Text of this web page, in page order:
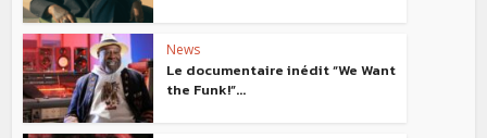
News
Le documentaire inédit “We Want
the Funk!”...